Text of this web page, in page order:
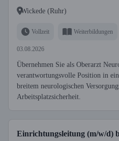
Wickede (Ruhr)
Vollzeit Weiterbildungen
03.08.2026
Übernehmen Sie als Oberarzt
verantwortungsvolle Position in
breitem neurologischen
Arbeitsplatzsicherheit.
Einrichtungsleitung (m/w/d)